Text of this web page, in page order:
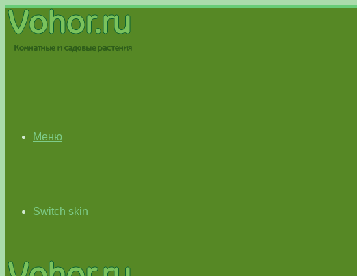
Меню
Switch skin